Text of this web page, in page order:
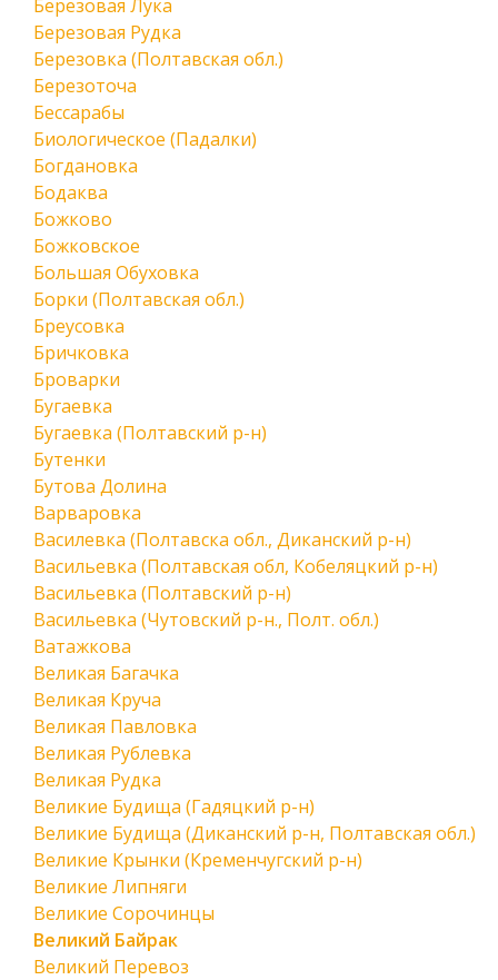
Березовая Лука
Березовая Рудка
Березовка (Полтавская обл.)
Березоточа
Бессарабы
Биологическое (Падалки)
Богдановка
Бодаква
Божково
Божковское
Большая Обуховка
Борки (Полтавская обл.)
Бреусовка
Бричковка
Броварки
Бугаевка
Бугаевка (Полтавский р-н)
Бутенки
Бутова Долина
Варваровка
Василевка (Полтавска обл., Диканский р-н)
Васильевка (Полтавская обл, Кобеляцкий р-н)
Васильевка (Полтавский р-н)
Васильевка (Чутовский р-н., Полт. обл.)
Ватажкова
Великая Багачка
Великая Круча
Великая Павловка
Великая Рублевка
Великая Рудка
Великие Будища (Гадяцкий р-н)
Великие Будища (Диканский р-н, Полтавская обл.)
Великие Крынки (Кременчугский р-н)
Великие Липняги
Великие Сорочинцы
Великий Байрак
Великий Перевоз